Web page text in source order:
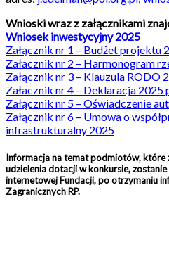
Wnioski wraz z załącznikami
Wniosek inwestycyjny 2025
Załącznik nr 1 – Budżet projektu
Załacznik nr 2 – Harmonogram
Załącznik nr 3 – Klauzula RODO
Załacznik nr 4 – Deklaracja
Załącznik nr 5 – Oświadczenie
Załącznik nr 6 – Umowa o
infrastrukturalny 2025
Informacja na temat podmiotów, które
udzielenia dotacji w konkursie,
internetowej Fundacji, po otrzymaniu
Zagranicznych RP.